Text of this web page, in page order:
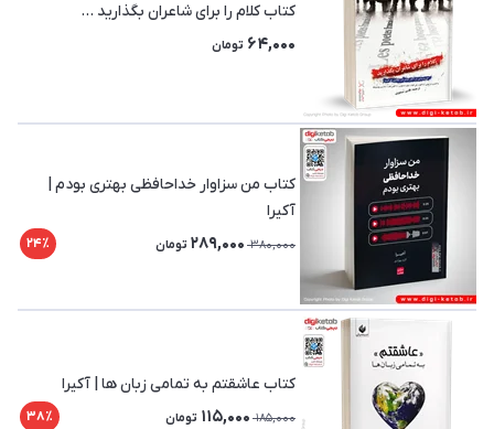
کتاب کلام را برای شاعران بگذارید ...
64,000 تومان
کتاب من سزاوار خداحافظی بهتری بودم |
آکیرا
380,000
289,000 تومان 24٪
کتاب عاشقتم به تمامی زبان ها | آکیرا
185,000
115,000 تومان 38٪